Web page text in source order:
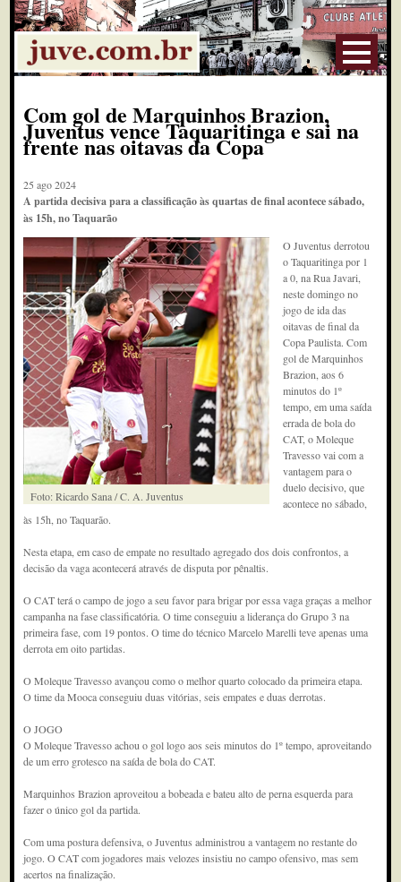
Com gol de Marquinhos Brazion,
Juventus vence Taquaritinga e sai na
frente nas oitavas da Copa
25 ago 2024
A partida decisiva para a classificação às quartas de final acontece sábado,
às 15h, no Taquarão
Foto: Ricardo Sana / C. A. Juventus
O Juventus derrotou
o Taquaritinga por 1
a 0, na Rua Javari,
neste domingo no
jogo de ida das
oitavas de final da
Copa Paulista. Com
gol de Marquinhos
Brazion, aos 6
minutos do 1º
tempo, em uma saída
errada de bola do
CAT, o Moleque
Travesso vai com a
vantagem para o
duelo decisivo, que
acontece no sábado,
às 15h, no Taquarão.
Nesta etapa, em caso de empate no resultado agregado dos dois confrontos, a
decisão da vaga acontecerá através de disputa por pênaltis.
O CAT terá o campo de jogo a seu favor para brigar por essa vaga graças a melhor
campanha na fase classificatória. O time conseguiu a liderança do Grupo 3 na
primeira fase, com 19 pontos. O time do técnico Marcelo Marelli teve apenas uma
derrota em oito partidas.
O Moleque Travesso avançou como o melhor quarto colocado da primeira etapa.
O time da Mooca conseguiu duas vitórias, seis empates e duas derrotas.
O JOGO
O Moleque Travesso achou o gol logo aos seis minutos do 1º tempo, aproveitando
de um erro grotesco na saída de bola do CAT.
Marquinhos Brazion aproveitou a bobeada e bateu alto de perna esquerda para
fazer o único gol da partida.
Com uma postura defensiva, o Juventus administrou a vantagem no restante do
jogo. O CAT com jogadores mais velozes insistiu no campo ofensivo, mas sem
acertos na finalização.